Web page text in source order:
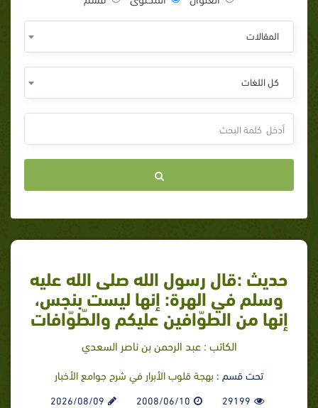
المقالات
كل اللغات
حديث :قال رسول الله صلى الله عليه
وسلم في الهرة: إنها ليست بنجس،
إنها من الطوّافين عليكم والطّوّافات
الكاتب : عبد الرحمن بن ناصر السعدي
تحت قسم : بهجة قلوب الأبرار في شرح جوامع الأخبار
29199
2008/06/10
2026/08/09